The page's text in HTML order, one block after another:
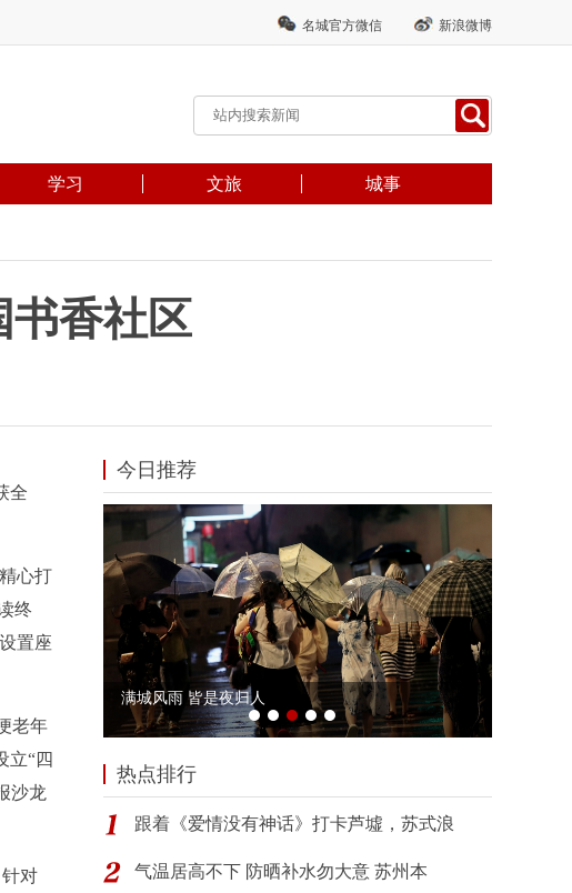
名城官方微信 新浪微博
学习 文旅 城事
书香社区
全
心打
终
置座
老年
立“四
沙龙
对
今日推荐
热点排行
跟着《爱情没有神话》打卡芦墟，苏式浪
气温居高不下 防晒补水勿大意 苏州本